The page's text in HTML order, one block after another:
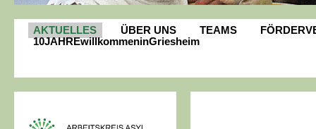
AKTUELLES ÜBER UNS TEAMS
10JAHREwillkommeninGriesheim